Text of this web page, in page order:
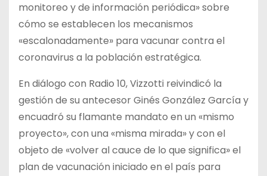
monitoreo y de información periódica» sobre
cómo se establecen los mecanismos
«escalonadamente» para vacunar contra el
coronavirus a la población estratégica.
En diálogo con Radio 10, Vizzotti reivindicó la
gestión de su antecesor Ginés González García y
encuadró su flamante mandato en un «mismo
proyecto», con una «misma mirada» y con el
objeto de «volver al cauce de lo que significa» el
plan de vacunación iniciado en el país para